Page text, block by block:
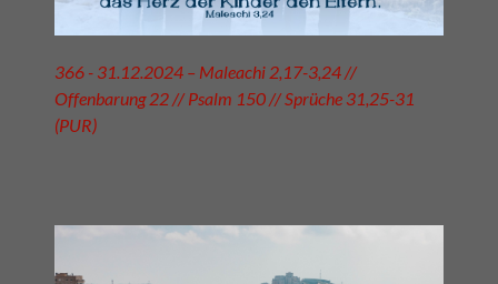
366 - 31.12.2024 – Maleachi 2,17-3,24 //
Offenbarung 22 // Psalm 150 // Sprüche 31,25-31
(PUR)